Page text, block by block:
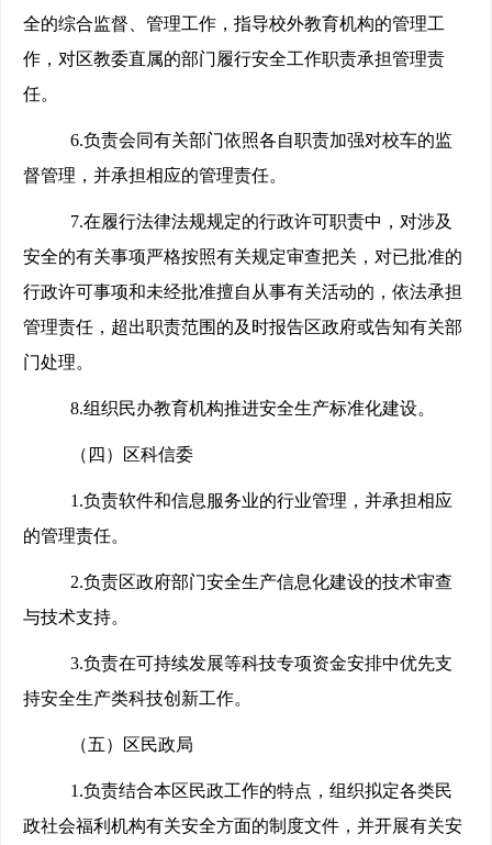
全的综合监督、管理工作，指导校外教育机构的管理工
作，对区教委直属的部门履行安全工作职责承担管理责
任。
6.负责会同有关部门依照各自职责加强对校车的监
督管理，并承担相应的管理责任。
7.在履行法律法规规定的行政许可职责中，对涉及
安全的有关事项严格按照有关规定审查把关，对已批准的
行政许可事项和未经批准擅自从事有关活动的，依法承担
管理责任，超出职责范围的及时报告区政府或告知有关部
门处理。
8.组织民办教育机构推进安全生产标准化建设。
（四）区科信委
1.负责软件和信息服务业的行业管理，并承担相应
的管理责任。
2.负责区政府部门安全生产信息化建设的技术审查
与技术支持。
3.负责在可持续发展等科技专项资金安排中优先支
持安全生产类科技创新工作。
（五）区民政局
1.负责结合本区民政工作的特点，组织拟定各类民
政社会福利机构有关安全方面的制度文件，并开展有关安